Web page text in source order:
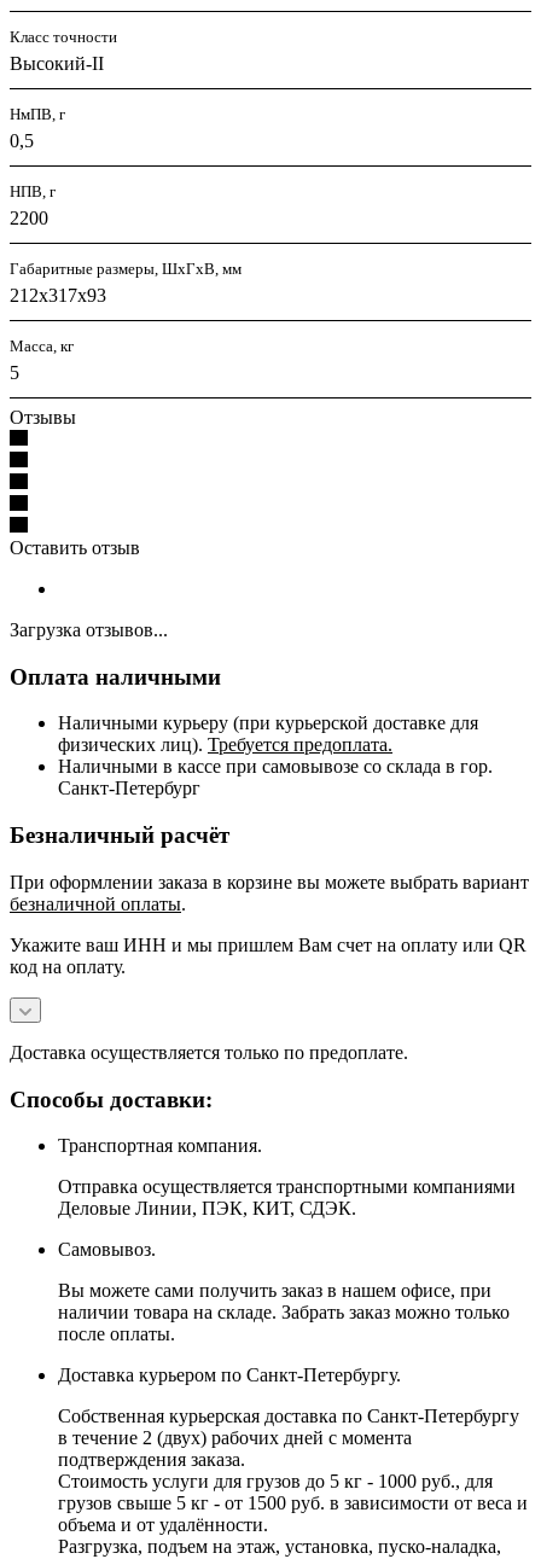
Класс точности
Высокий-II
НмПВ, г
0,5
НПВ, г
2200
Габаритные размеры, ШхГхВ, мм
212x317x93
Масса, кг
5
Отзывы
Оставить отзыв
Загрузка отзывов...
Оплата наличными
Наличными курьеру (при курьерской доставке для
физических лиц). Требуется предоплата.
Наличными в кассе при самовывозе со склада в гор.
Санкт-Петербург
Безналичный расчёт
При оформлении заказа в корзине вы можете выбрать вариант
безналичной оплаты.
Укажите ваш ИНН и мы пришлем Вам счет на оплату или QR
код на оплату.
Доставка осуществляется только по предоплате.
Способы доставки:
Транспортная компания.
Отправка осуществляется транспортными компаниями
Деловые Линии, ПЭК, КИТ, СДЭК.
Самовывоз.
Вы можете сами получить заказ в нашем офисе, при
наличии товара на складе. Забрать заказ можно только
после оплаты.
Доставка курьером по Санкт-Петербургу.
Собственная курьерская доставка по Санкт-Петербургу
в течение 2 (двух) рабочих дней с момента
подтверждения заказа.
Стоимость услуги для грузов до 5 кг - 1000 руб., для
грузов свыше 5 кг - от 1500 руб. в зависимости от веса и
объема и от удалённости.
Разгрузка, подъем на этаж, установка, пуско-наладка,